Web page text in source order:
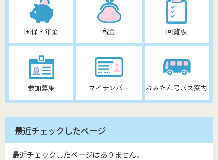
国保・年金 税金 回覧板
参加募集 マイナンバー おみたん号バス案内
最近チェックしたページ
最近チェックしたページはありません。